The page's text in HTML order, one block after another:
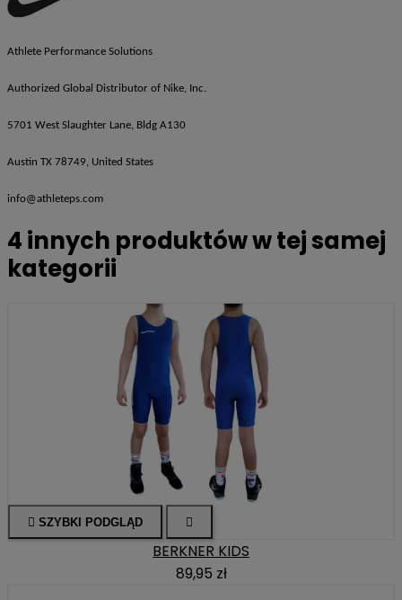
Athlete Performance Solutions
Authorized Global Distributor of Nike, Inc.
5701 West Slaughter Lane, Bldg A130
Austin TX 78749, United States
info@athleteps.com
4 innych produktów w tej samej
kategorii
 SZYBKI PODGLĄD 
BERKNER KIDS
89,95 zł